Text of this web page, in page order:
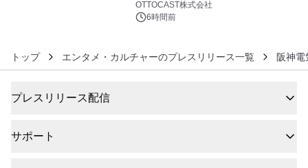
OTTOCAST株式会社
6時間前
トップ エンタメ・カルチャーのプレスリリース一覧 阪神
プレスリリース配信
サポート